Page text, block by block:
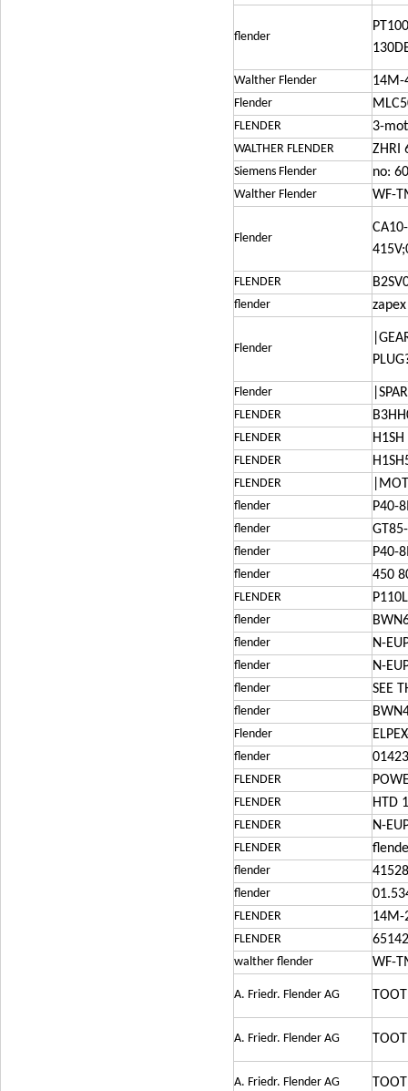
flender
Walther Flender 14M-
Flender
FLENDER 3-
WALTHER FLENDER ZHRI
Siemens Flender no:
Walther Flender WF-
Flender
FLENDER
flender
Flender
Flender
FLENDER
FLENDER
FLENDER
FLENDER
flender P40-
flender
flender P40-
flender 450
FLENDER
flender
flender N-
flender N-
flender SEE
flender
Flender
flender
FLENDER
FLENDER HTD
FLENDER N-
FLENDER
flender
flender
FLENDER 14M-
FLENDER
walther flender WF-
A. Friedr. Flender AG
A. Friedr. Flender AG
A. Friedr. Flender AG